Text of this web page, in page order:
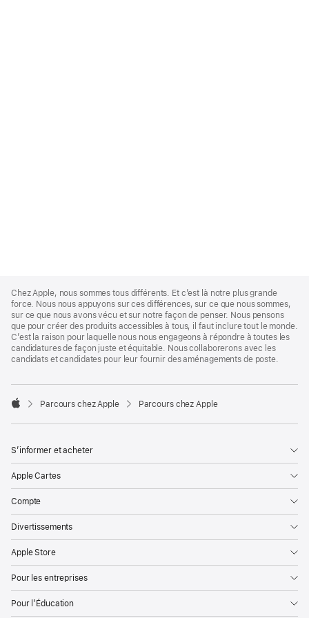
Footer
Chez Apple, nous sommes tous différents. Et c’est là notre plus grande
force. Nous nous appuyons sur ces différences, sur ce que nous sommes,
sur ce que nous avons vécu et sur notre façon de penser. Nous pensons
que pour créer des produits accessibles à tous, il faut inclure tout le monde.
C’est la raison pour laquelle nous nous engageons à répondre à toutes les
candidatures de façon juste et équitable. Nous collaborerons avec les
candidats et candidates pour leur fournir des aménagements de poste.

Parcours chez Apple Parcours chez Apple
S’informer et acheter
Apple Cartes
Compte
Divertissements
Apple Store
Pour les entreprises
Pour l’Éducation